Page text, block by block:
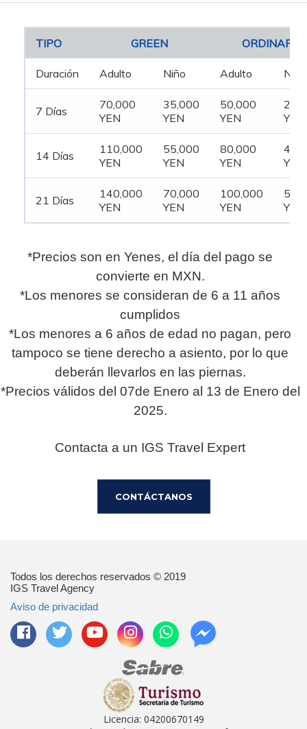
TIPO GREEN ORDINARY
Duración Adulto Niño Adulto Niño
7 Días
70,000
YEN
35,000
YEN
50,000
YEN
YEN
14 Días
110,000
YEN
55,000
YEN
80,000
YEN
YEN
21 Días
140,000
YEN
70,000
YEN
100,000
YEN
YEN
*Precios son en Yenes, el día del pago se
convierte en MXN.
*Los menores se consideran de 6 a 11 años
cumplidos
*Los menores a 6 años de edad no pagan, pero
tampoco se tiene derecho a asiento, por lo que
deberán llevarlos en las piernas.
*Precios válidos del 07de Enero al 13 de Enero del
2025.
Contacta a un IGS Travel Expert
CONTÁCTANOS
Todos los derechos reservados © 2019
IGS Travel Agency
Aviso de privacidad
Licencia: 04200670149